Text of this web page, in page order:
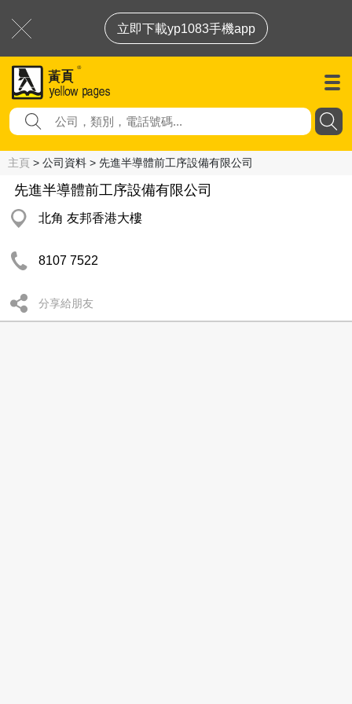
立即下載yp1083手機app
主頁 > 公司資料 > 先進半導體前工序設備有限公司
先進半導體前工序設備有限公司
北角 友邦香港大樓
8107 7522
分享給朋友